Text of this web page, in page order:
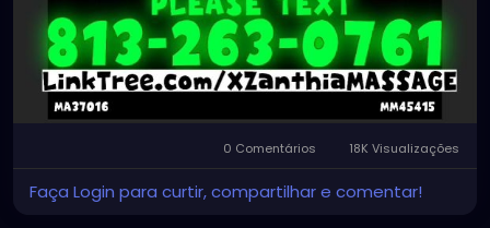
0 Comentários 18K Visualizações
Faça Login para curtir, compartilhar e comentar!